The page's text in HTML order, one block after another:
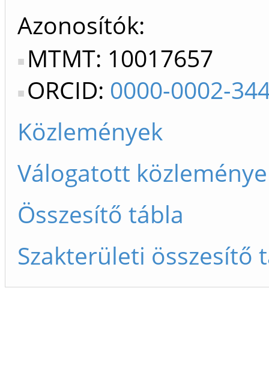
Azonosítók
MTMT: 10017657
ORCID: 0000-0002-
Közlemények
Válogatott
Összesítő tábla
Szakterületi összesítő